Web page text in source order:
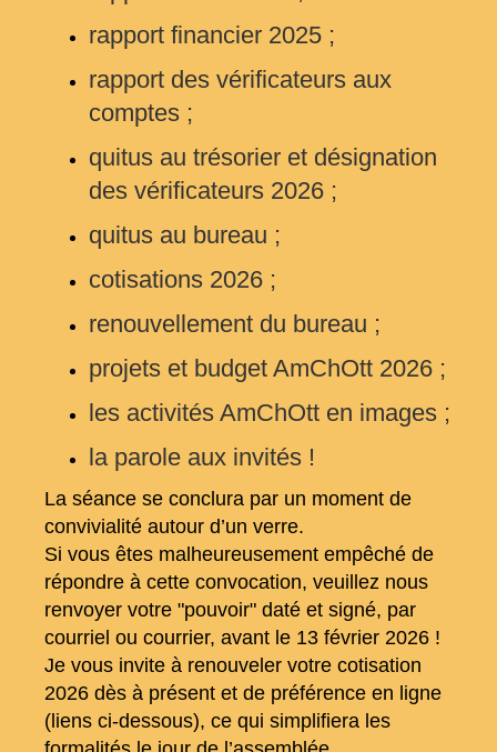
rapport financier 2025 ;
rapport des vérificateurs aux
comptes ;
quitus au trésorier et désignation
des vérificateurs 2026 ;
quitus au bureau ;
cotisations 2026 ;
renouvellement du bureau ;
projets et budget AmChOtt 2026 ;
les activités AmChOtt en images ;
la parole aux invités !
La séance se conclura par un moment de
convivialité autour d’un verre.
Si vous êtes malheureusement empêché de
répondre à cette convocation, veuillez nous
renvoyer votre "pouvoir" daté et signé, par
courriel ou courrier, avant le 13 février 2026 !
Je vous invite à renouveler votre cotisation
2026 dès à présent et de préférence en ligne
(liens ci-dessous), ce qui simplifiera les